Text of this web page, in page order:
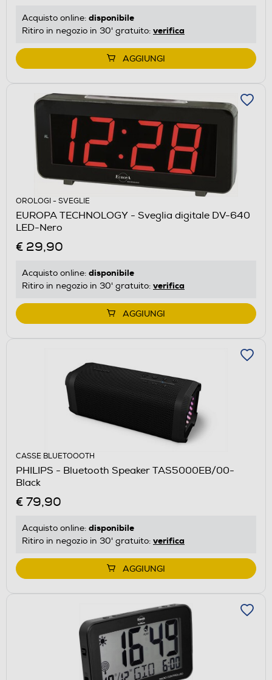
Acquisto online: disponibile
Ritiro in negozio in 30' gratuito: verifica
AGGIUNGI
OROLOGI - SVEGLIE
EUROPA TECHNOLOGY - Sveglia digitale DV-640
LED-Nero
€ 29,90
Acquisto online: disponibile
Ritiro in negozio in 30' gratuito: verifica
AGGIUNGI
CASSE BLUETOOOTH
PHILIPS - Bluetooth Speaker TAS5000EB/00-
Black
€ 79,90
Acquisto online: disponibile
Ritiro in negozio in 30' gratuito: verifica
AGGIUNGI